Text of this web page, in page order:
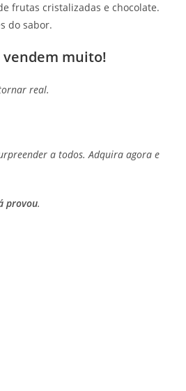
frutas cristalizadas e chocolate.
do sabor.
vendem muito!
real.
a todos. Adquira agora e
provou.